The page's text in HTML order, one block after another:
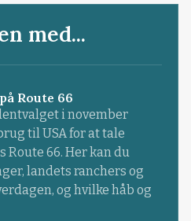
med...
Route 66
i november
til USA for at tale
66. Her kan du
landets ranchers og
og hvilke håb og